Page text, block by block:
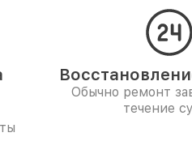
Обычно ремонт
течение